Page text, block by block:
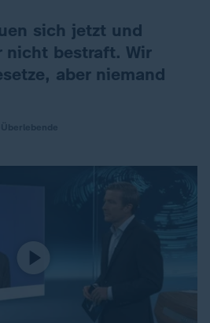
sich jetzt und
nicht bestraft. Wir
aber niemand